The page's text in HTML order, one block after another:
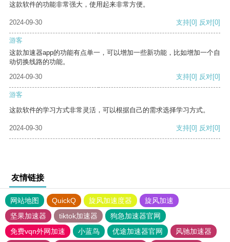
这款软件的功能非常强大，使用起来非常方便。
2024-09-30 支持[0] 反对[0]
游客
这款加速器app的功能有点单一，可以增加一些新功能，比如增加一个自
动切换线路的功能。
2024-09-30
支持[0] 反对[0]
游客
这款软件的学习方式非常灵活，可以根据自己的需求选择学习方式。
2024-09-30 支持[0] 反对[0]
友情链接
网站地图 QuickQ 旋风加速度器
旋风加速
坚果加速器
tiktok加速器
狗急加速器官网
免费vqn外网加速
小蓝鸟 优途加速器官网
风驰加速器